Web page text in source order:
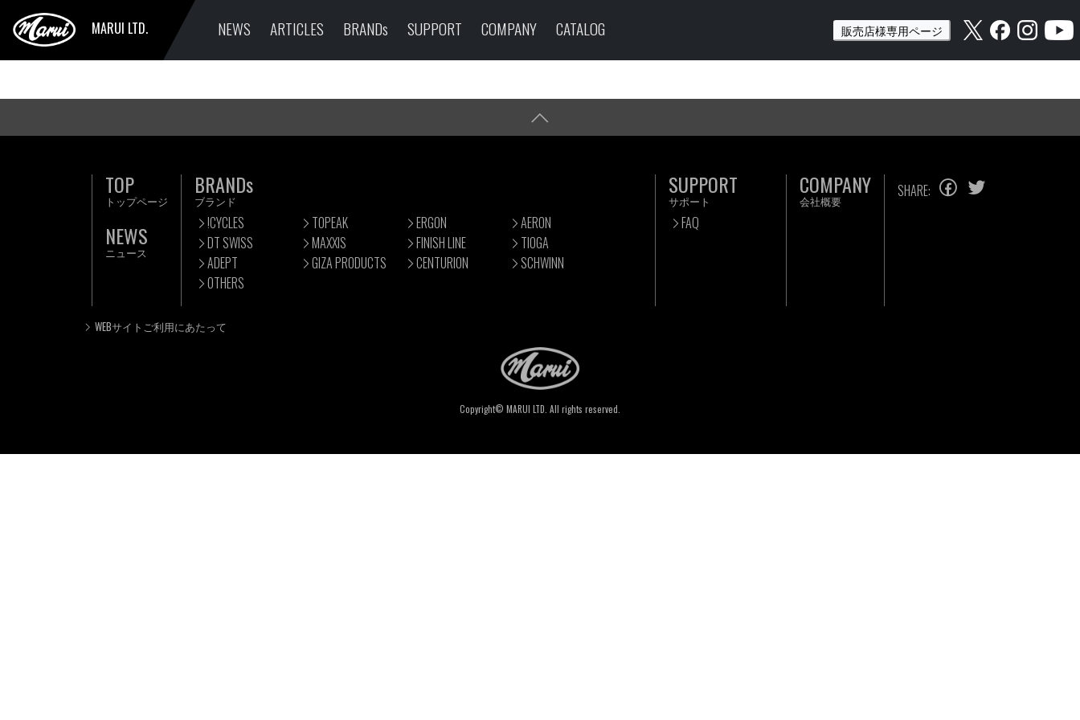
MARUI LTD. NEWS ARTICLES BRANDs SUPPORT COMPANY CATALOG 販売店様専用ページ
TOP
トップページ
NEWS
ニュース
BRANDs
ブランド
!CYCLES TOPEAK ERGON
AERON
DT SWISS
MAXXIS FINISH LINE
TIOGA
ADEPT
GIZA PRODUCTS CENTURION
SCHWINN
OTHERS
SUPPORT
サポート
FAQ
COMPANY
会社概要
SHARE:
WEBサイトご利用にあたって
Copyright© MARUI LTD. All rights reserved.